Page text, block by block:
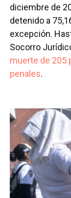
diciembre de
detenido a
excepción.
Socorro
muerte de 205
penales.